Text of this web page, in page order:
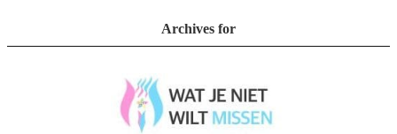
Archives for